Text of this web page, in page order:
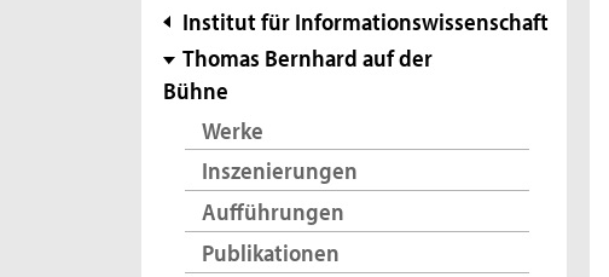
Subnavigation
Institut für Informationswissenschaft
Thomas Bernhard auf der
Bühne
Werke
Inszenierungen
Aufführungen
Publikationen